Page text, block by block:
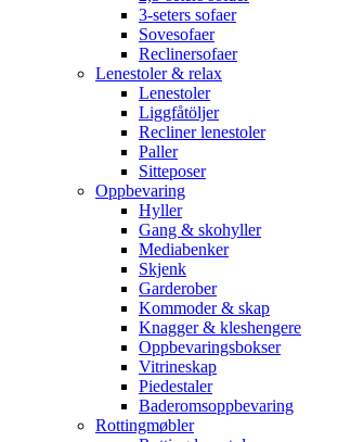
3-seters sofaer
Sovesofaer
Reclinersofaer
Lenestoler & relax
Lenestoler
Liggfåtöljer
Recliner lenestoler
Paller
Sitteposer
Oppbevaring
Hyller
Gang & skohyller
Mediabenker
Skjenk
Garderober
Kommoder & skap
Knagger & kleshengere
Oppbevaringsbokser
Vitrineskap
Piedestaler
Baderomsoppbevaring
Rottingmøbler